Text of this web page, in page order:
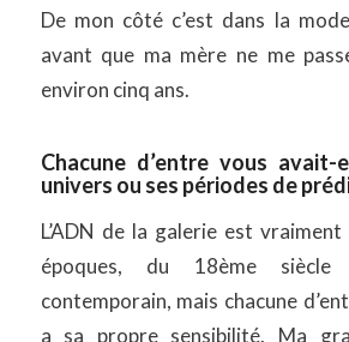
De mon côté c’est dans la
avant que ma mère ne me
environ cinq ans.
Chacune d’entre vous
univers ou ses périodes de
L’ADN de la galerie est
époques, du 18ème siècle
contemporain, mais chacune
a sa propre sensibilité. Ma